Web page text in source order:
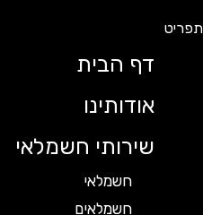
דף הבית
אודותינו
שירותי חשמלאי
חשמלאי
חשמלאים